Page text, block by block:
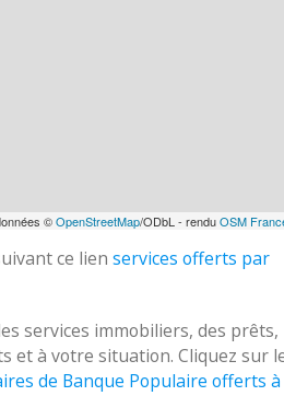
©OpenStreetMap/ODbL - renduOSM
ce lien services offerts par
services immobiliers, des prêts,
et à votre situation. Cliquez sur
de Banque Populaire offerts à